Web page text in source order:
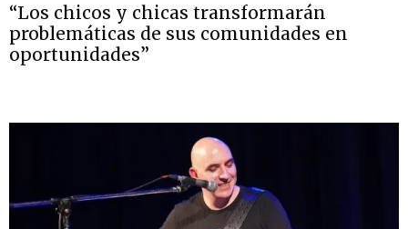
“Los chicos y chicas transformarán
problemáticas de sus comunidades en
oportunidades”